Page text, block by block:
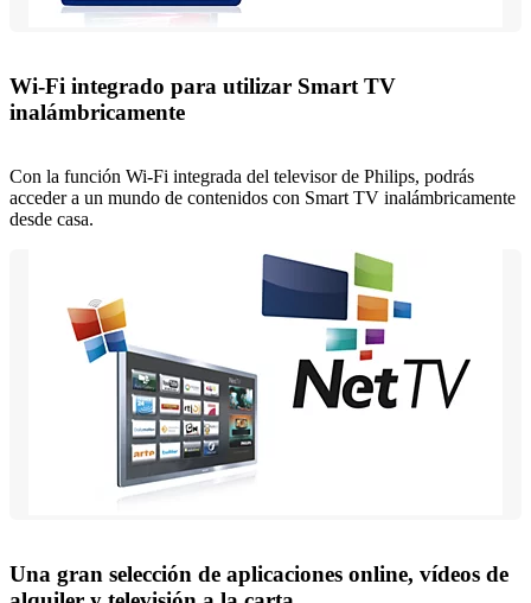
Wi-Fi integrado para utilizar Smart TV
inalámbricamente
Con la función Wi-Fi integrada del televisor de Philips, podrás
acceder a un mundo de contenidos con Smart TV inalámbricamente
desde casa.
Una gran selección de aplicaciones online, vídeos de